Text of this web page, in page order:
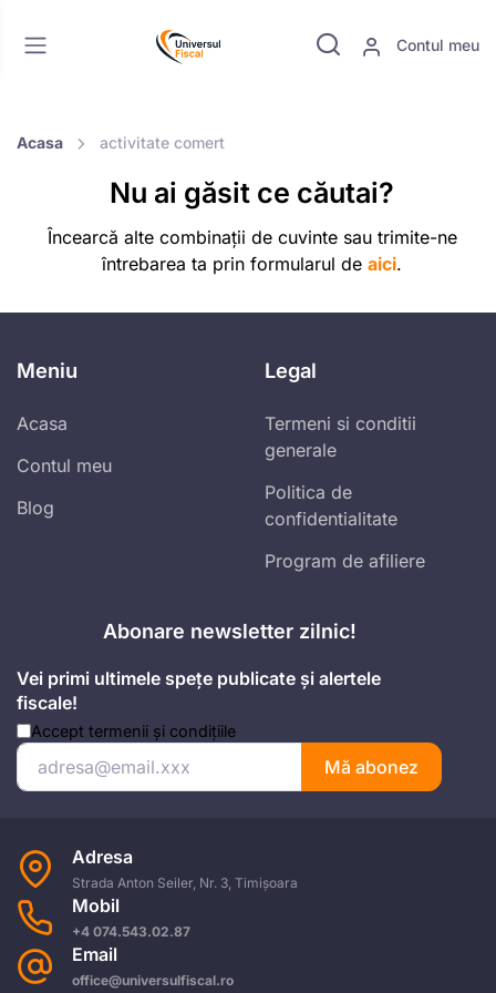
Contul meu
Acasa activitate comert
Nu ai găsit ce căutai?
Încearcă alte combinații de cuvinte sau trimite-ne
întrebarea ta prin formularul de aici.
Meniu
Acasa
Contul meu
Blog
Legal
Termeni si conditii
generale
Politica de
confidentialitate
Program de afiliere
Abonare newsletter zilnic!
Vei primi ultimele spețe publicate și alertele
fiscale!
Accept termenii și condițiile
Mă abonez
Adresa
Strada Anton Seiler, Nr. 3, Timișoara
Mobil
+4 074.543.02.87
Email
office@universulfiscal.ro